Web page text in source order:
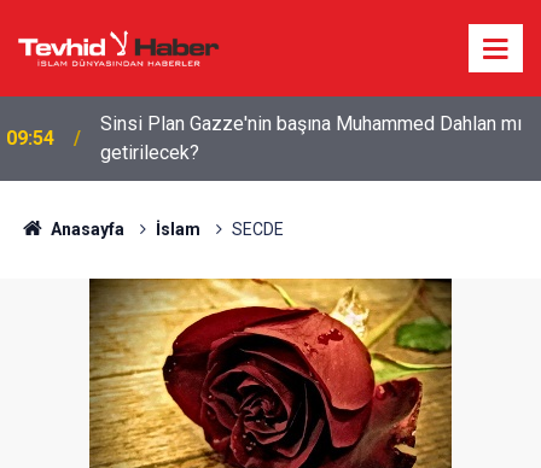
09:11
Devrim Muhafızları: ABD tüm hedeflerinden geri
çekilmek zorunda kaldı
Anasayfa İslam SECDE